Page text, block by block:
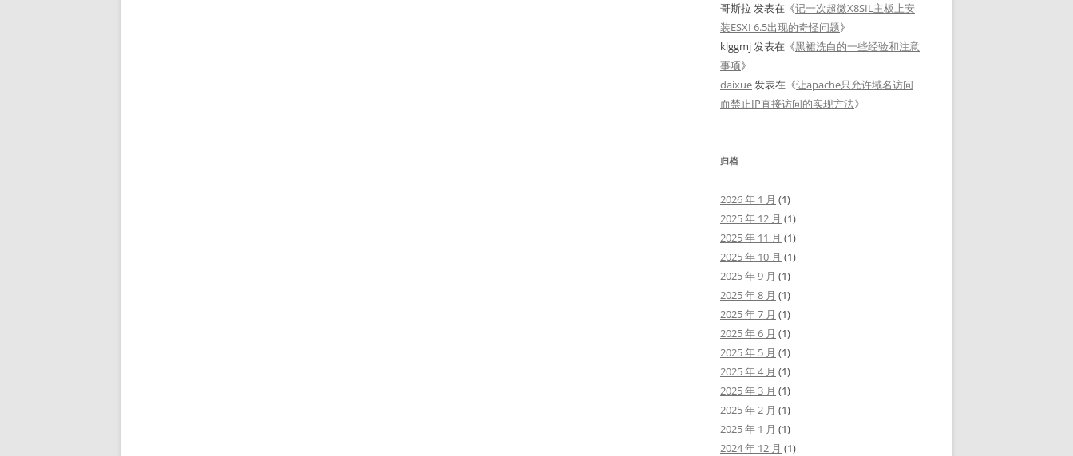
哥斯拉 发表在《记一次超微X8SIL主板上安
装ESXI 6.5出现的奇怪问题》
klggmj发表在《黑裙洗白的一些经验和注意
事项》
daixue发表在《让apache只允许域名访问
而禁止IP直接访问的实现方法》
归档
2026 年 1 月 (1)
2025 年 12 月 (1)
2025 年 11 月 (1)
2025 年 10 月 (1)
2025 年 9 月 (1)
2025 年 8 月 (1)
2025 年 7 月 (1)
2025 年 6 月 (1)
2025 年 5 月 (1)
2025 年 4 月 (1)
2025 年 3 月 (1)
2025 年 2 月 (1)
2025 年 1 月 (1)
2024 年 12 月 (1)